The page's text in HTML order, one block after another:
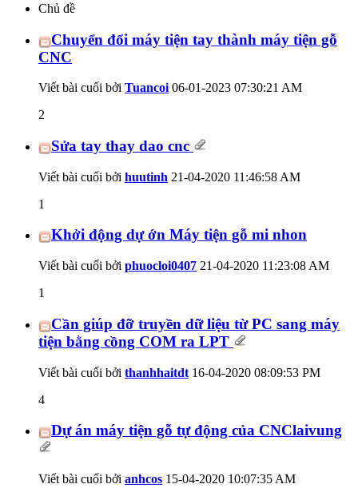
Chủ đề
Chuyển đổi máy tiện tay thành máy tiện gỗ
CNC
Viết bài cuối bởi Tuancoi 06-01-2023 07:30:21 AM
2
Sửa tay thay dao cnc
Viết bài cuối bởi huutinh 21-04-2020 11:46:58 AM
1
Khởi động dự ớn Máy tiện gỗ mi nhon
Viết bài cuối bởi phuocloi0407 21-04-2020 11:23:08 AM
1
Cần giúp đỡ truyền dữ liệu từ PC sang máy
tiện bằng cồng COM ra LPT
Viết bài cuối bởi thanhhaitdt 16-04-2020 08:09:53 PM
4
Dự án máy tiện gỗ tự động của CNClaivung
Viết bài cuối bởi anhcos 15-04-2020 10:07:35 AM